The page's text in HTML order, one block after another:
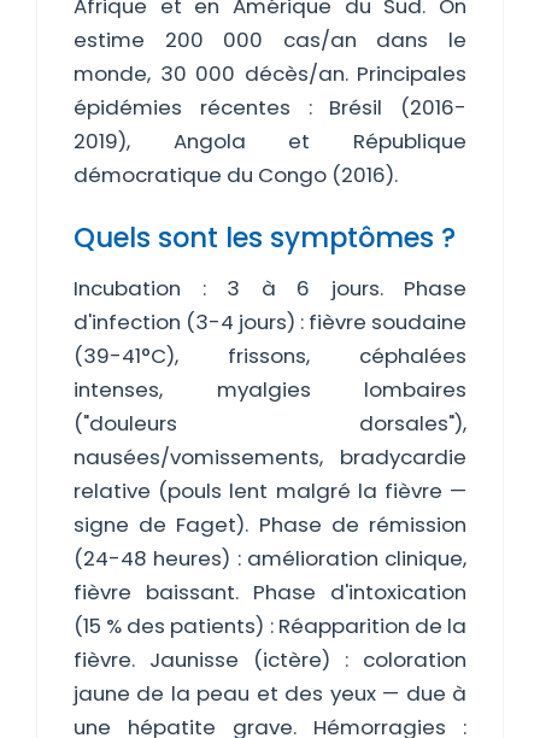
Afrique et en Amérique du Sud. On
estime 200 000 cas/an dans le
monde, 30 000 décès/an. Principales
épidémies récentes : Brésil (2016-
2019), Angola et République
démocratique du Congo (2016).
Quels sont les symptômes ?
Incubation : 3 à 6 jours. Phase
d'infection (3-4 jours) : fièvre soudaine
(39-41°C), frissons, céphalées
intenses, myalgies lombaires
("douleurs dorsales"),
nausées/vomissements, bradycardie
relative (pouls lent malgré la fièvre —
signe de Faget). Phase de rémission
(24-48 heures) : amélioration clinique,
fièvre baissant. Phase d'intoxication
(15 % des patients) : Réapparition de la
fièvre. Jaunisse (ictère) : coloration
jaune de la peau et des yeux — due à
une hépatite grave. Hémorragies :